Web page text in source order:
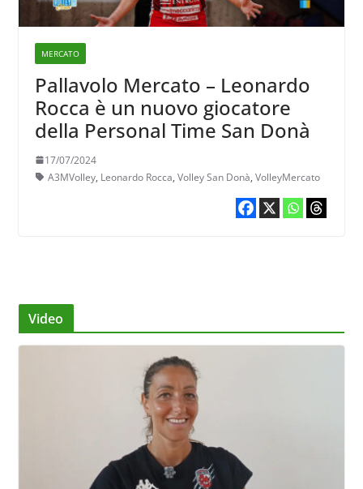
MERCATO
Pallavolo Mercato – Leonardo
Rocca è un nuovo giocatore
della Personal Time San Donà
17/07/2024
A3MVolley, Leonardo Rocca, Volley San Donà, VolleyMercato
Video